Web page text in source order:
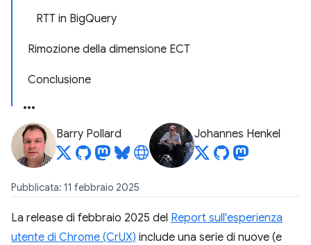
RTT in BigQuery
Rimozione della dimensione ECT
Conclusione
Barry Pollard Johannes Henkel
Pubblicata: 11 febbraio 2025
La release di febbraio 2025 del Report sull'esperienza
utente di Chrome (CrUX) include una serie di nuove (e